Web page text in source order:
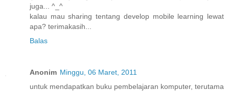
juga... ^_^
kalau mau sharing tentang develop mobile learning lewat
apa? terimakasih...
Balas
Anonim Minggu, 06 Maret, 2011
untuk mendapatkan buku pembelajaran komputer, terutama